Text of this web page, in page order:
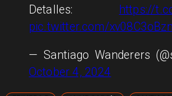
Detalles:
https://
pic.twitter.com/xv08C3oBzn
— Santiago Wanderers
October 4, 2024